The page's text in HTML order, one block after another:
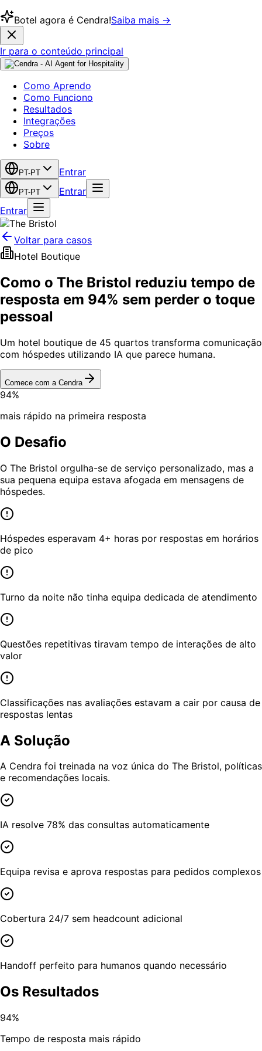
Botel agora é Cendra!Saiba mais →
Ir para o conteúdo principal
Como Aprendo
Como Funciono
Resultados
Integrações
Preços
Sobre
PT-PT Entrar
PT-PT
Entrar
Entrar
Voltar para casos
Hotel Boutique
Como o The Bristol reduziu tempo de
resposta em 94% sem perder o toque
pessoal
Um hotel boutique de 45 quartos transforma comunicação
com hóspedes utilizando IA que parece humana.
Comece com a Cendra
94%
mais rápido na primeira resposta
O Desafio
O The Bristol orgulha-se de serviço personalizado, mas a
sua pequena equipa estava afogada em mensagens de
hóspedes.
Hóspedes esperavam 4+ horas por respostas em horários
de pico
Turno da noite não tinha equipa dedicada de atendimento
Questões repetitivas tiravam tempo de interações de alto
valor
Classificações nas avaliações estavam a cair por causa de
respostas lentas
A Solução
A Cendra foi treinada na voz única do The Bristol, políticas
e recomendações locais.
IA resolve 78% das consultas automaticamente
Equipa revisa e aprova respostas para pedidos complexos
Cobertura 24/7 sem headcount adicional
Handoff perfeito para humanos quando necessário
Os Resultados
94%
Tempo de resposta mais rápido